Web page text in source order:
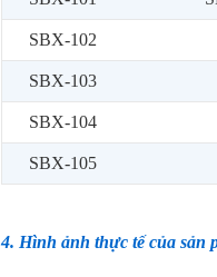
SBX-102
SBX-103
SBX-104
SBX-105
4. Hình ảnh thực tế của sản